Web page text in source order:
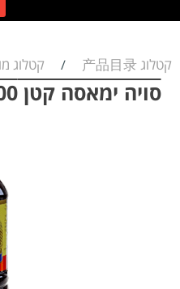
קטלוג 产品目录 / קטלוג
סויה ימאסה קטן 500 מ"ל 山名小酱油